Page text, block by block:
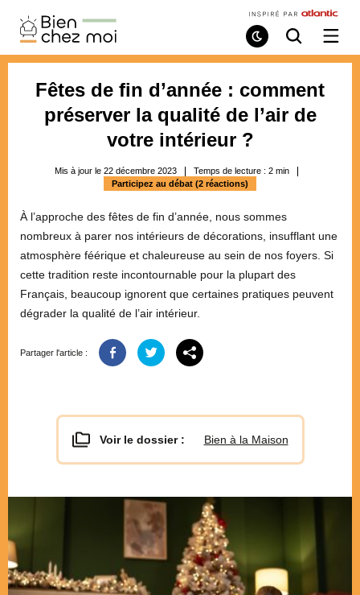
Bien
Chez
Moi
Mode
de
Recherche
/
Fêtes de fin d’année : comment
préserver la qualité de l’air de
votre intérieur ?
Mis à jour le 22 décembre 2023 Temps de lecture : 2 min
Participez au débat (2 réactions)
À l’approche des fêtes de fin d’année, nous sommes
nombreux à parer nos intérieurs de décorations, insufflant une
atmosphère féérique et chaleureuse au sein de nos foyers. Si
cette tradition reste incontournable pour la plupart des
Français, beaucoup ignorent que certaines pratiques peuvent
dégrader la qualité de l’air intérieur.
Partager l'article :
Voir le dossier : Bien à la Maison